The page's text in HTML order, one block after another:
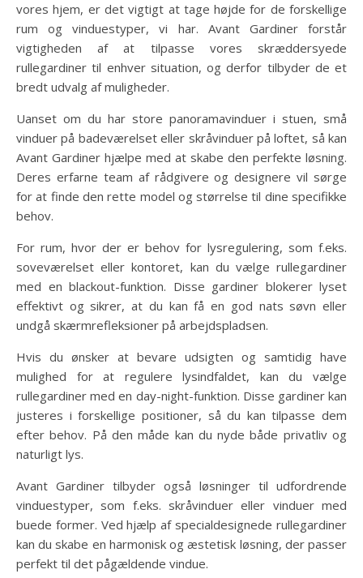
vores hjem, er det vigtigt at tage højde for de forskellige
rum og vinduestyper, vi har. Avant Gardiner forstår
vigtigheden af at tilpasse vores skræddersyede
rullegardiner til enhver situation, og derfor tilbyder de et
bredt udvalg af muligheder.
Uanset om du har store panoramavinduer i stuen, små
vinduer på badeværelset eller skråvinduer på loftet, så kan
Avant Gardiner hjælpe med at skabe den perfekte løsning.
Deres erfarne team af rådgivere og designere vil sørge
for at finde den rette model og størrelse til dine specifikke
behov.
For rum, hvor der er behov for lysregulering, som f.eks.
soveværelset eller kontoret, kan du vælge rullegardiner
med en blackout-funktion. Disse gardiner blokerer lyset
effektivt og sikrer, at du kan få en god nats søvn eller
undgå skærmrefleksioner på arbejdspladsen.
Hvis du ønsker at bevare udsigten og samtidig have
mulighed for at regulere lysindfaldet, kan du vælge
rullegardiner med en day-night-funktion. Disse gardiner kan
justeres i forskellige positioner, så du kan tilpasse dem
efter behov. På den måde kan du nyde både privatliv og
naturligt lys.
Avant Gardiner tilbyder også løsninger til udfordrende
vinduestyper, som f.eks. skråvinduer eller vinduer med
buede former. Ved hjælp af specialdesignede rullegardiner
kan du skabe en harmonisk og æstetisk løsning, der passer
perfekt til det pågældende vindue.